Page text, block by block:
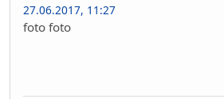
27.06.2017, 11:27
foto foto